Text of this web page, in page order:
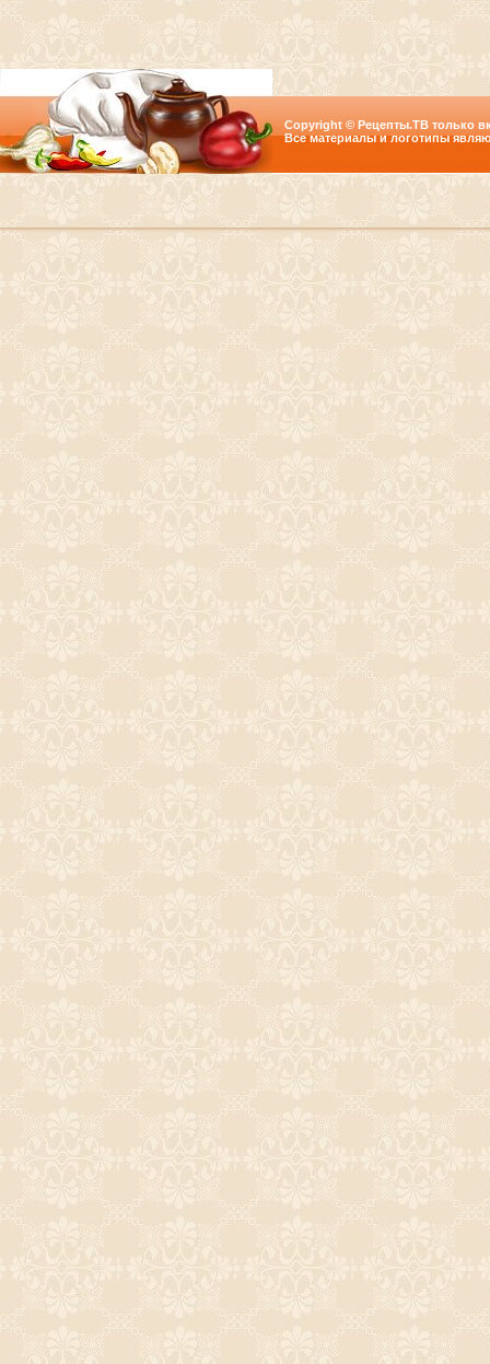
Copyright © Рецепты.ТВ только
Все материалы и логотипы